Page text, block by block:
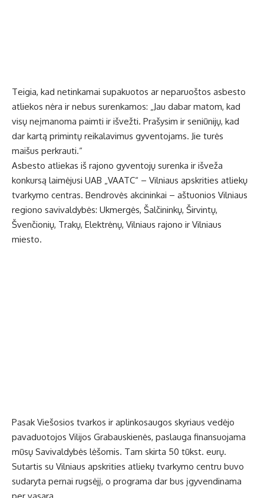
Teigia, kad netinkamai supakuotos ar neparuoštos asbesto
atliekos nėra ir nebus surenkamos: „Jau dabar matom, kad
visų neįmanoma paimti ir išvežti. Prašysim ir seniūnijų, kad
dar kartą primintų reikalavimus gyventojams. Jie turės
maišus perkrauti.“
Asbesto atliekas iš rajono gyventojų surenka ir išveža
konkursą laimėjusi UAB „VAATC“ – Vilniaus apskrities atliekų
tvarkymo centras. Bendrovės akcininkai – aštuonios Vilniaus
regiono savivaldybės: Ukmergės, Šalčininkų, Širvintų,
Švenčionių, Trakų, Elektrėnų, Vilniaus rajono ir Vilniaus
miesto.
Pasak Viešosios tvarkos ir aplinkosaugos skyriaus vedėjo
pavaduotojos Vilijos Grabauskienės, paslauga finansuojama
mūsų Savivaldybės lėšomis. Tam skirta 50 tūkst. eurų.
Sutartis su Vilniaus apskrities atliekų tvarkymo centru buvo
sudaryta pernai rugsėjį, o programa dar bus įgyvendinama